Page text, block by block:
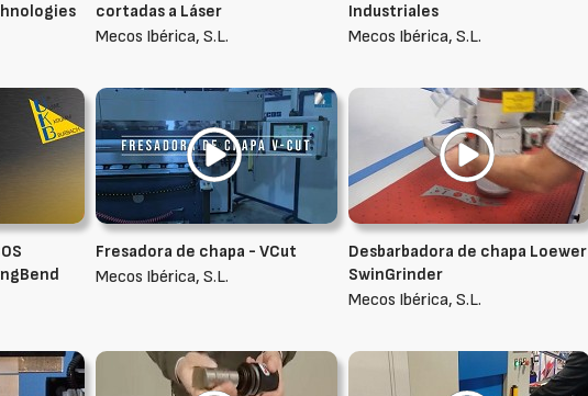
cortadas a Láser
Mecos Ibérica, S.L.
Industriales
Mecos Ibérica, S.L.
Fresadora de chapa - VCut
Mecos Ibérica, S.L.
Desbarbadora de chapa Loewer
SwinGrinder
Mecos Ibérica, S.L.